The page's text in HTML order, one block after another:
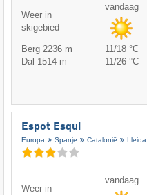
Weer in
skigebied
vandaag
Berg 2236 m 11/18 °C
Dal 1514 m
11/26 °C
Espot Esqui
Europa Spanje Catalonië Lleida
Weer in
vandaag